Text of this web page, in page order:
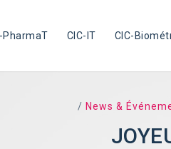
PharmaT CIC-IT CIC-
/ News &